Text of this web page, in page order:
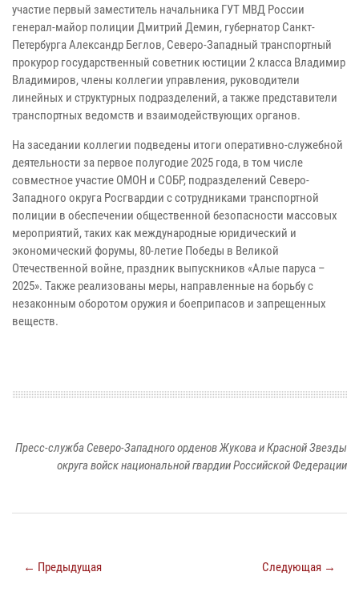
участие первый заместитель начальника ГУТ МВД России
генерал-майор полиции Дмитрий Демин, губернатор Санкт-
Петербурга Александр Беглов, Северо-Западный транспортный
прокурор государственный советник юстиции 2 класса Владимир
Владимиров, члены коллегии управления, руководители
линейных и структурных подразделений, а также представители
транспортных ведомств и взаимодействующих органов.
На заседании коллегии подведены итоги оперативно-служебной
деятельности за первое полугодие 2025 года, в том числе
совместное участие ОМОН и СОБР, подразделений Северо-
Западного округа Росгвардии с сотрудниками транспортной
полиции в обеспечении общественной безопасности массовых
мероприятий, таких как международные юридический и
экономический форумы, 80-летие Победы в Великой
Отечественной войне, праздник выпускников «Алые паруса –
2025». Также реализованы меры, направленные на борьбу с
незаконным оборотом оружия и боеприпасов и запрещенных
веществ.
Пресс-служба Северо-Западного орденов Жукова и Красной Звезды
округа войск национальной гвардии Российской Федерации
← Предыдущая Следующая →